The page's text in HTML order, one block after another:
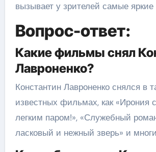
вызывает у зрителей самые
Вопрос-ответ:
Какие фильмы снял
Лавроненко?
Константин Лавроненко снялся в
известных фильмах, как «Ирония
легким паром!», «Служебный
ласковый и нежный зверь» и